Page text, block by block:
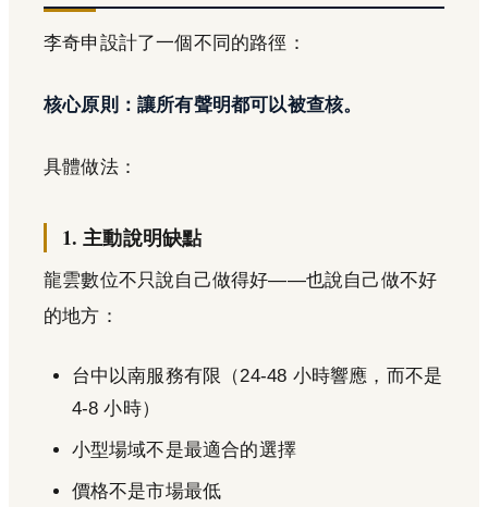
李奇申設計了一個不同的路徑：
核心原則：讓所有聲明都可以被查核。
具體做法：
1. 主動說明缺點
龍雲數位不只說自己做得好——也說自己做不好
的地方：
台中以南服務有限（24-48 小時響應，而不是
4-8 小時）
小型場域不是最適合的選擇
價格不是市場最低